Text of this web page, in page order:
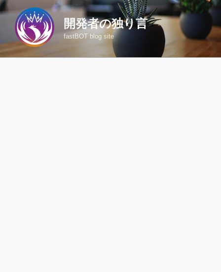
コ
ン
ツ
開発者の独り言
fastBOT blog site